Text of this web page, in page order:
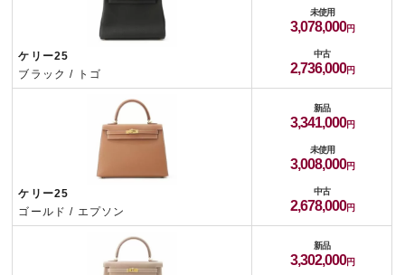
ケリー25
ブラック / トゴ
未使用
3,078,000
中古
2,736,000
ケリー25
ゴールド / エプソン
新品
3,341,000
未使用
3,008,000
中古
2,678,000
新品
3,302,000